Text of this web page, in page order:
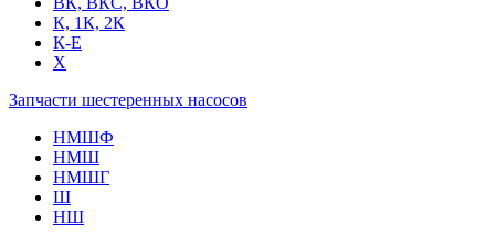
К, 1К, 2К
К-Е
Х
Запчасти шестеренных насосов
НМШФ
НМШ
НМШГ
Ш
НШ